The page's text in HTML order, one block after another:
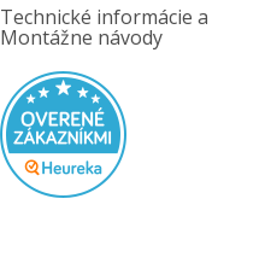
Technické informácie a
Montážne návody